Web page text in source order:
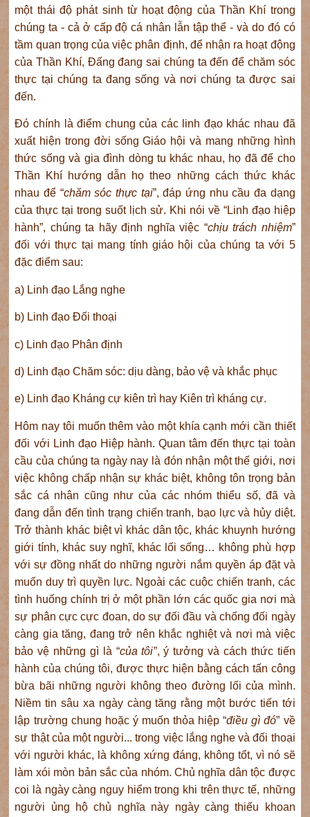
một thái độ phát sinh từ hoạt động của Thần Khí trong
chúng ta - cả ở cấp độ cá nhân lẫn tập thể - và do đó có
tầm quan trọng của việc phân định, để nhận ra hoạt động
của Thần Khí, Đấng đang sai chúng ta đến để chăm sóc
thực tại chúng ta đang sống và nơi chúng ta được sai
đến.
Đó chính là điểm chung của các linh đạo khác nhau đã
xuất hiện trong đời sống Giáo hội và mang những hình
thức sống và gia đình dòng tu khác nhau, họ đã để cho
Thần Khí hướng dẫn họ theo những cách thức khác
nhau để “chăm sóc thực tại”, đáp ứng nhu cầu đa dạng
của thực tại trong suốt lịch sử. Khi nói về “Linh đạo hiệp
hành”, chúng ta hãy định nghĩa việc “chịu trách nhiệm”
đối với thực tại mang tính giáo hội của chúng ta với 5
đặc điểm sau:
a) Linh đạo Lắng nghe
b) Linh đạo Đối thoại
c) Linh đạo Phân định
d) Linh đạo Chăm sóc: dịu dàng, bảo vệ và khắc phục
e) Linh đạo Kháng cự kiên trì hay Kiên trì kháng cự.
Hôm nay tôi muốn thêm vào một khía cạnh mới cần thiết
đối với Linh đạo Hiệp hành. Quan tâm đến thực tại toàn
cầu của chúng ta ngày nay là đón nhận một thế giới, nơi
việc không chấp nhận sự khác biệt, không tôn trọng bản
sắc cá nhân cũng như của các nhóm thiểu số, đã và
đang dẫn đến tình trạng chiến tranh, bạo lực và hủy diệt.
Trở thành khác biệt vì khác dân tộc, khác khuynh hướng
giới tính, khác suy nghĩ, khác lối sống… không phù hợp
với sự đồng nhất do những người nắm quyền áp đặt và
muốn duy trì quyền lực. Ngoài các cuộc chiến tranh, các
tình huống chính trị ở một phần lớn các quốc gia nơi mà
sự phân cực cực đoan, do sự đối đầu và chống đối ngày
càng gia tăng, đang trở nên khắc nghiệt và nơi mà việc
bảo vệ những gì là “của tôi”, ý tưởng và cách thức tiến
hành của chúng tôi, được thực hiện bằng cách tấn công
bừa bãi những người không theo đường lối của mình.
Niềm tin sâu xa ngày càng tăng rằng một bước tiến tới
lập trường chung hoặc ý muốn thỏa hiệp “điều gì đó” về
sự thật của một người... trong việc lắng nghe và đối thoại
với người khác, là không xứng đáng, không tốt, vì nó sẽ
làm xói mòn bản sắc của nhóm. Chủ nghĩa dân tộc được
coi là ngày càng nguy hiểm trong khi trên thực tế, những
người ủng hộ chủ nghĩa này ngày càng thiếu khoan